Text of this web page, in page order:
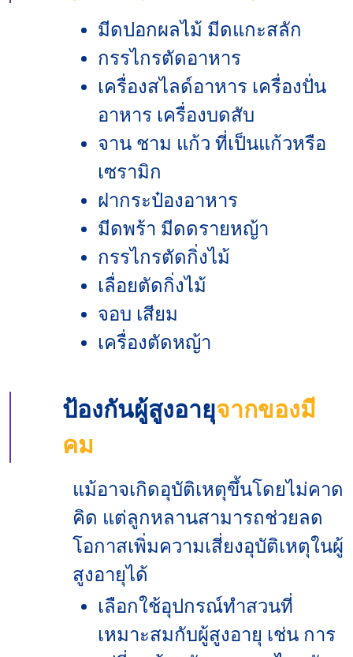
มีดปอกผลไม้ มีดแกะสลัก
กรรไกรตัดอาหาร
เครื่องสไลด์อาหาร เครื่องปั่น
อาหาร เครื่องบดสับ
จาน ชาม แก้ว ที่เป็นแก้วหรือ
เซรามิก
ฝากระป๋องอาหาร
มีดพร้า มีดดรายหญ้า
กรรไกรตัดกิ่งไม้
เลื่อยตัดกิ่งไม้
จอบ เสียม
เครื่องตัดหญ้า
ป้องกันผู้สูงอายุจากของมี
คม
แม้อาจเกิดอุบัติเหตุขึ้นโดยไม่คาด
คิด แต่ลูกหลานสามารถช่วยลด
โอกาสเพิ่มความเสี่ยงอุบัติเหตุในผู้
สูงอายุได้
เลือกใช้อุปกรณ์ทำสวนที่
เหมาะสมกับผู้สูงอายุ เช่น การ